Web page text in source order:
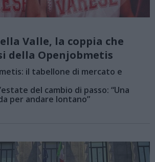
Valle, la coppia che
della Openjobmetis
il tabellone di mercato e
del cambio di passo: “Una
per andare lontano”